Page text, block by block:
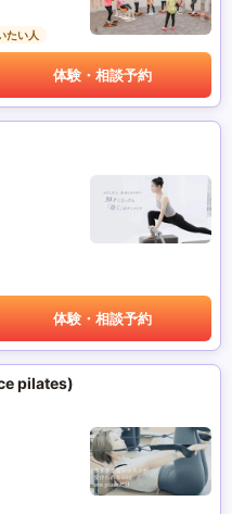
たい人
体験・相談予約
体験・相談予約
pilates)